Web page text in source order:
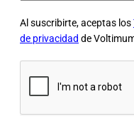
Al suscribirte, aceptas los
de privacidad de